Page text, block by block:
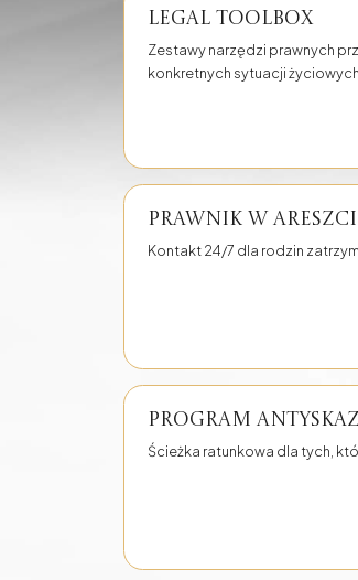
Doradztwo inwestycyjne Gdańsk - grunty, działki,
Sprawy rodzinne
Sprawy
Legal Toolbox
Zestawy narzędzi prawnych
konkretnych sytuacji życiowych.
Prawnik w
Kontakt 24/7 dla rodzin
Program
Ścieżka ratunkowa dla tych,